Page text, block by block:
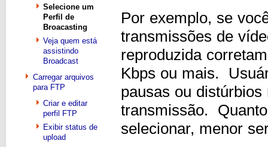
Selecione um
Perfil de
Broacasting
Veja quem está
assistindo
Broadcast
Carregar arquivos
para FTP
Criar e editar
perfil FTP
Exibir status de
upload
Por exemplo, se
transmissões de
reproduzida
Kbps ou mais.
pausas ou
transmissão.
selecionar, menor